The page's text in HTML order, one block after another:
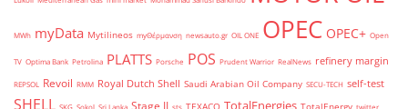
MWh myData Mytilineos myΘέρμανση newsauto.gr OIL ONE OPEC OPEC+ Open
TV Optima Bank Petrolina PLATTS Porsche POS Prudent Warrior RealNews refinery margin
REPSOL Revoil RMM Royal Dutch Shell Saudi Arabian Oil Company SECU-TECH self-test
SHELL SKG Sokol Sri Lanka Stage II sts TotalEnergies twitter